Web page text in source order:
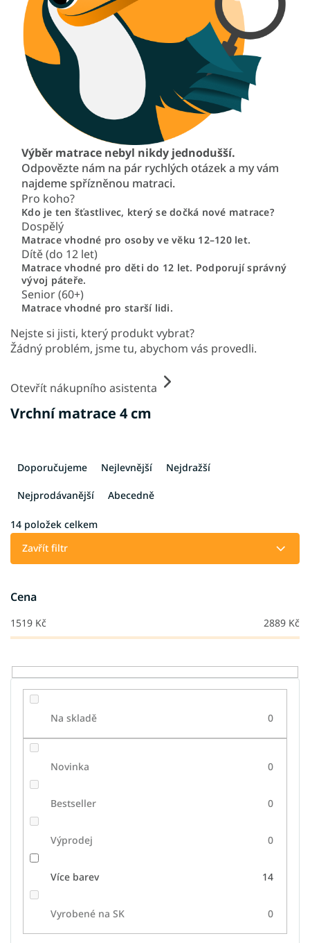
Vrchní matrace 4 cm
Výběr matrace nebyl nikdy jednodušší.
Odpovězte nám na pár rychlých otázek a my vám
najdeme spřízněnou matraci.
Pro koho?
Kdo je ten šťastlivec, který se dočká nové matrace?
Dospělý
Matrace vhodné pro osoby ve věku 12–120 let.
Dítě (do 12 let)
Matrace vhodné pro děti do 12 let. Podporují správný
vývoj páteře.
Senior (60+)
Matrace vhodné pro starší lidi.
Nejste si jisti, který produkt vybrat?
Žádný problém, jsme tu, abychom vás provedli.
Otevřít nákupního asistenta
í
p
u
k
t
Doporučujeme Nejlevnější Nejdražší
Nejprodávanější Abecedně
14 položek celkem
Zavřít filtr
Cena
1519 Kč 2889 Kč
Na skladě 0
Novinka 0
Bestseller 0
Výprodej 0
Více barev 14
Vyrobené na SK 0